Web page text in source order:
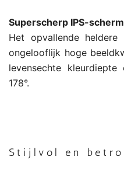
Superscherp IPS-scherm
Het opvallende
ongelooflijk hoge
levensechte
178°.
Stijlvol en